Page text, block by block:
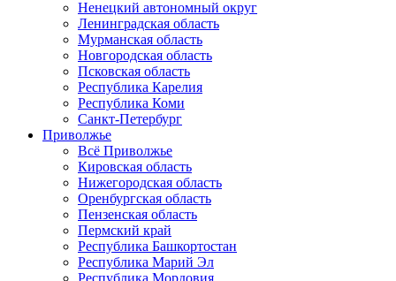
Ненецкий автономный округ
Ленинградская область
Мурманская область
Новгородская область
Псковская область
Республика Карелия
Республика Коми
Санкт-Петербург
Приволжье
Всё Приволжье
Кировская область
Нижегородская область
Оренбургская область
Пензенская область
Пермский край
Республика Башкортостан
Республика Марий Эл
Республика Мордовия